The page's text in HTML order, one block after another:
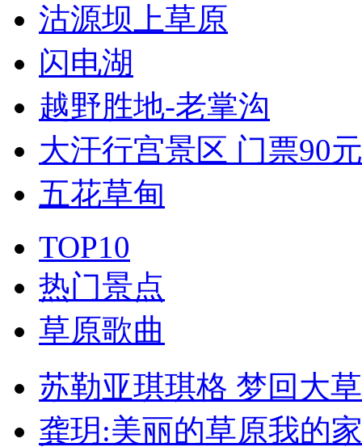
沽源坝上草原
闪电湖
越野胜地-老掌沟
大汗行宫景区 门票90元
五花草甸
TOP10
热门景点
草原歌曲
苏勒亚琪琪格 梦回大
龚玥:美丽的草原我的